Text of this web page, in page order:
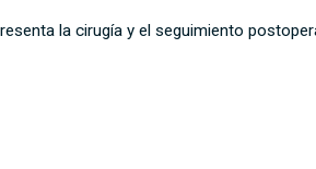
la cirugía y el seguimiento